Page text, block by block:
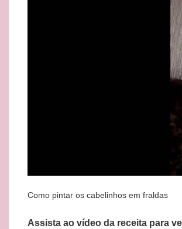
Como pintar os cabelinhos em fraldas
Assista ao vídeo da receita para